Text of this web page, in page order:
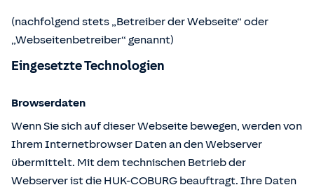
(nachfolgend stets „Betreiber der Webseite“ oder
„Webseitenbetreiber“ genannt)
Eingesetzte Technologien
Browserdaten
Wenn Sie sich auf dieser Webseite bewegen, werden von
Ihrem Internetbrowser Daten an den Webserver
übermittelt. Mit dem technischen Betrieb der
Webserver ist die HUK-COBURG beauftragt. Ihre Daten